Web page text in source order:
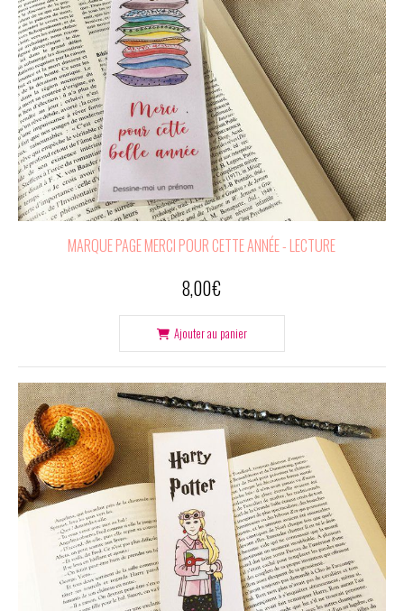
MARQUE PAGE MERCI POUR CETTE ANNÉE - LECTURE
8,00€
Ajouter au panier